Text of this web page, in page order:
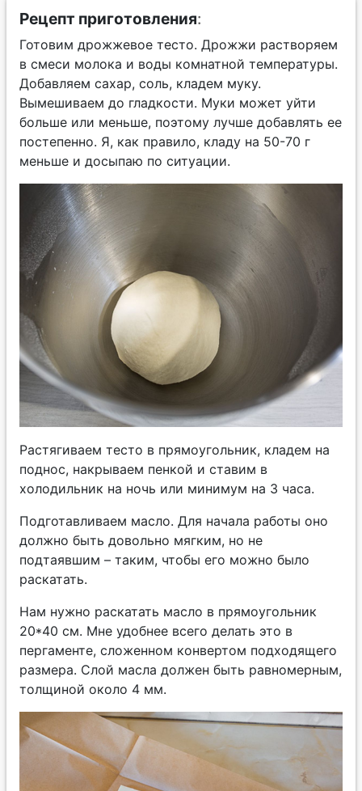
Рецепт приготовления:
Готовим дрожжевое тесто. Дрожжи растворяем
в смеси молока и воды комнатной температуры.
Добавляем сахар, соль, кладем муку.
Вымешиваем до гладкости. Муки может уйти
больше или меньше, поэтому лучше добавлять ее
постепенно. Я, как правило, кладу на 50-70 г
меньше и досыпаю по ситуации.
Растягиваем тесто в прямоугольник, кладем на
поднос, накрываем пенкой и ставим в
холодильник на ночь или минимум на 3 часа.
Подготавливаем масло. Для начала работы оно
должно быть довольно мягким, но не
подтаявшим – таким, чтобы его можно было
раскатать.
Нам нужно раскатать масло в прямоугольник
20*40 см. Мне удобнее всего делать это в
пергаменте, сложенном конвертом подходящего
размера. Слой масла должен быть равномерным,
толщиной около 4 мм.